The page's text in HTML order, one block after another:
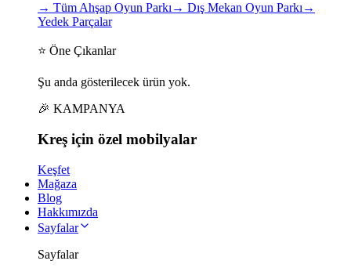
→ Tüm Ahşap Oyun Parkı→ Dış Mekan Oyun Parkı→
Yedek Parçalar
⭐ Öne Çıkanlar
Şu anda gösterilecek ürün yok.
🎉 KAMPANYA
Kreş için özel mobilyalar
Keşfet
Mağaza
Blog
Hakkımızda
Sayfalar
Sayfalar